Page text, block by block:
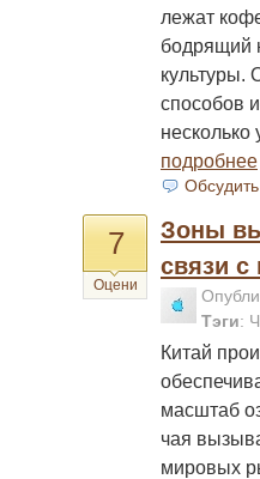
лежат
бодрящий
культуры.
способов
подробнее
Обсудить
7
Оцени
Зоны
связи с
Тэги:
Китай
масштаб
чая
мировых